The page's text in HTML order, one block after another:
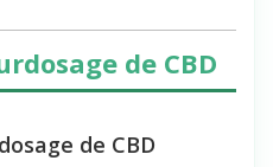
de CBD
de CBD